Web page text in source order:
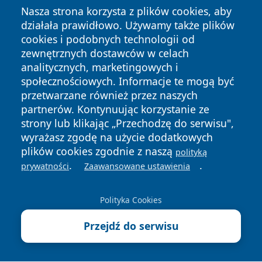
Nasza strona korzysta z plików cookies, aby
działała prawidłowo. Używamy także plików
cookies i podobnych technologii od
zewnętrznych dostawców w celach
analitycznych, marketingowych i
społecznościowych. Informacje te mogą być
przetwarzane również przez naszych
partnerów. Kontynuując korzystanie ze
strony lub klikając „Przechodzę do serwisu",
wyrażasz zgodę na użycie dodatkowych
plików cookies zgodnie z naszą polityką
prywatności. Zaawansowane ustawienia .
Polityka Cookies
Przejdź do serwisu
Copyright © 2026 pulsbydgoszczy.pl Wszystkie prawa
zastrzeżone.
News Autorzy
Polityka
Prywatności
Polityka
Cookies